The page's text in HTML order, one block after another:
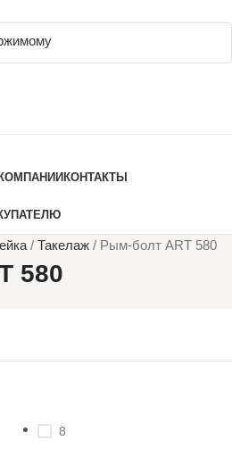
КОНТАКТЫ
/ Такелаж / Рым-болт АRТ 580
580
8